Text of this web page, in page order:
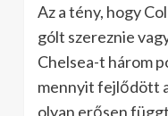
Az a tény, hogy
gólt szereznie
Chelsea-t három
mennyit fejlődött
olyan erősen